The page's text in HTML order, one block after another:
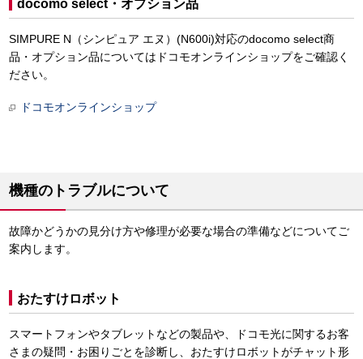
docomo select・オプション品
SIMPURE N（シンピュア エヌ）(N600i)対応のdocomo select商
品・オプション品についてはドコモオンラインショップをご確認く
ださい。
ドコモオンラインショップ
機種のトラブルについて
故障かどうかの見分け方や修理が必要な場合の準備などについてご
案内します。
おたすけロボット
スマートフォンやタブレットなどの製品や、ドコモ光に関するお客
さまの疑問・お困りごとを診断し、おたすけロボットがチャット形